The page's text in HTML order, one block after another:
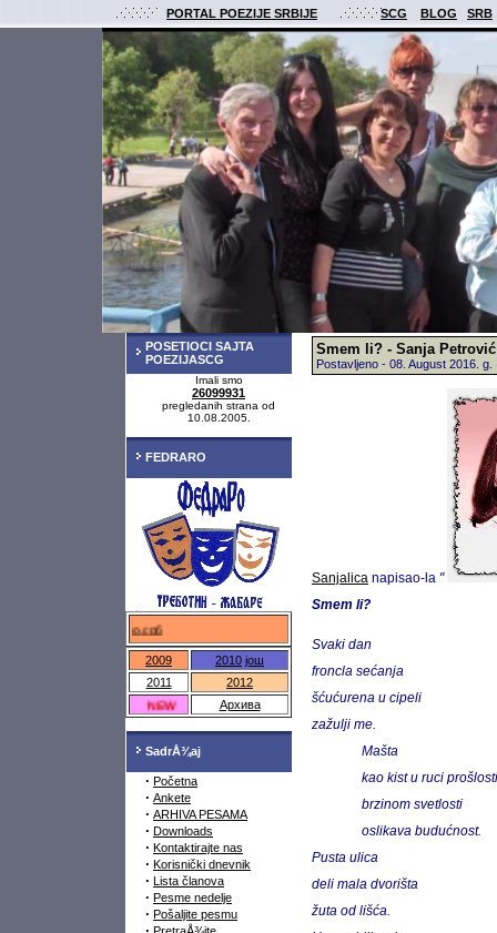
PORTAL POEZIJE SRBIJE SCG BLOG SRB
POSETIOCI SAJTA
POEZIJASCG
Imali smo
26099931
pregledanih strana od
10.08.2005.
FEDRARO
федраро.срб
2009 2010 још
2011
2012
NEW
Архива
SadrÅ¾aj
· Početna
· Ankete
· ARHIVA PESAMA
· Downloads
· Kontaktirajte nas
· Korisnički dnevnik
· Lista članova
· Pesme nedelje
· Pošaljite pesmu
Smem li? - Sanja Petrović
Postavljeno - 08. August 2016.
Sanjalica napisao-la "
Smem li?
Svaki dan
froncla sećanja
šćućurena u cipeli
zažulji me.
Mašta
kao kist u ruci prošlosti
brzinom svetlosti
oslikava budućnost.
Pusta ulica
deli mala dvorišta
žuta od lišća.